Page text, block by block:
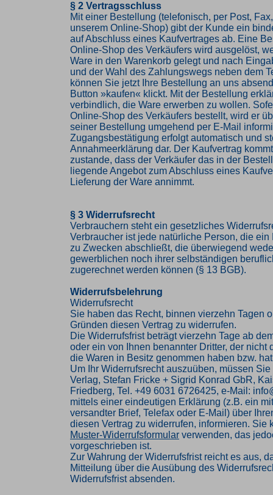
§ 2 Vertragsschluss
Mit einer Bestellung (telefonisch, per Post,
unserem Online-Shop) gibt der Kunde ein
auf Abschluss eines Kaufvertrages ab. Eine
Online-Shop des Verkäufers wird ausgelöst,
Ware in den Warenkorb gelegt und nach
und der Wahl des Zahlungswegs neben dem
können Sie jetzt Ihre Bestellung an uns
Button »kaufen« klickt. Mit der Bestellung
verbindlich, die Ware erwerben zu wollen.
Online-Shop des Verkäufers bestellt, wird er
seiner Bestellung umgehend per E-Mail
Zugangsbestätigung erfolgt automatisch und
Annahmeerklärung dar. Der Kaufvertrag
zustande, dass der Verkäufer das in der
liegende Angebot zum Abschluss eines
Lieferung der Ware annimmt.
§ 3 Widerrufsrecht
Verbrauchern steht ein gesetzliches
Verbraucher ist jede natürliche Person, die ein
zu Zwecken abschließt, die überwiegend
gewerblichen noch ihrer selbständigen
zugerechnet werden können (§ 13 BGB).
Widerrufsbelehrung
Widerrufsrecht
Sie haben das Recht, binnen vierzehn Tagen
Gründen diesen Vertrag zu widerrufen.
Die Widerrufsfrist beträgt vierzehn Tage ab
oder ein von Ihnen benannter Dritter, der nicht
die Waren in Besitz genommen haben bzw.
Um Ihr Widerrufsrecht auszuüben, müssen
Verlag, Stefan Fricke + Sigrid Konrad GbR,
Friedberg, Tel. +49 6031 6726425, e-Mail:
mittels einer eindeutigen Erklärung (z.B. ein
versandter Brief, Telefax oder E-Mail) über
diesen Vertrag zu widerrufen, informieren. Sie
Muster-Widerrufsformular verwenden, das
vorgeschrieben ist.
Zur Wahrung der Widerrufsfrist reicht es aus,
Mitteilung über die Ausübung des
Widerrufsfrist absenden.